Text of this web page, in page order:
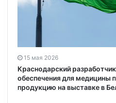
15 мая 2026
Краснодарский
обеспечения для медицины
продукцию на выставке в